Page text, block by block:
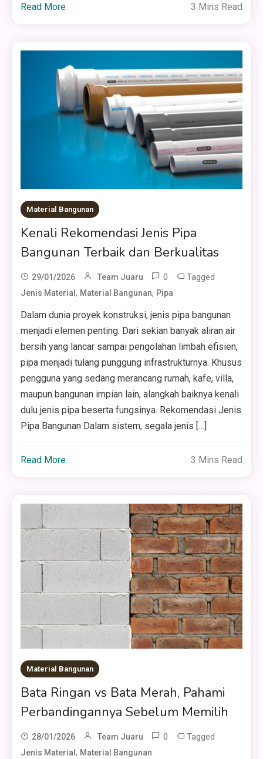
Read More 3 Mins Read
Material Bangunan
Kenali Rekomendasi Jenis Pipa
Bangunan Terbaik dan Berkualitas
29/01/2026 Team Juaru 0 Tagged
Jenis Material, Material Bangunan, Pipa
Dalam dunia proyek konstruksi, jenis pipa bangunan
menjadi elemen penting. Dari sekian banyak aliran air
bersih yang lancar sampai pengolahan limbah efisien,
pipa menjadi tulang punggung infrastrukturnya. Khusus
pengguna yang sedang merancang rumah, kafe, villa,
maupun bangunan impian lain, alangkah baiknya kenali
dulu jenis pipa beserta fungsinya. Rekomendasi Jenis
Pipa Bangunan Dalam sistem, segala jenis […]
Read More 3 Mins Read
Material Bangunan
Bata Ringan vs Bata Merah, Pahami
Perbandingannya Sebelum Memilih
28/01/2026 Team Juaru 0 Tagged
Jenis Material, Material Bangunan